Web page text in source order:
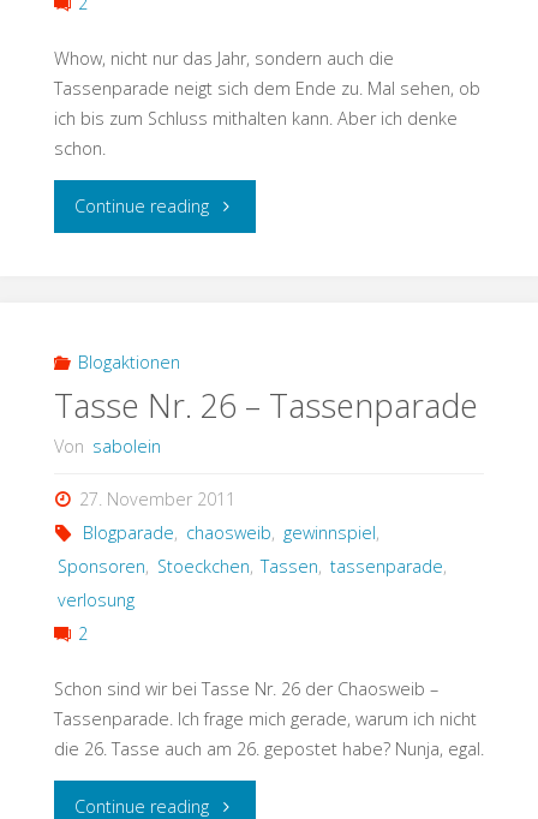
Whow, nicht nur das Jahr, sondern auch die
Tassenparade neigt sich dem Ende zu. Mal sehen, ob
ich bis zum Schluss mithalten kann. Aber ich denke
schon.
Continue reading"Tasse
Tassenparade"
Blogaktionen
Tasse Nr. 26 – Tassenparade
Von sabolein
27. November 2011
Blogparade, chaosweib, gewinnspiel,
Sponsoren, Stoeckchen, Tassen, tassenparade,
verlosung
2
Schon sind wir bei Tasse Nr. 26 der Chaosweib –
Tassenparade. Ich frage mich gerade, warum ich nicht
die 26. Tasse auch am 26. gepostet habe? Nunja, egal.
Continue reading"Tasse